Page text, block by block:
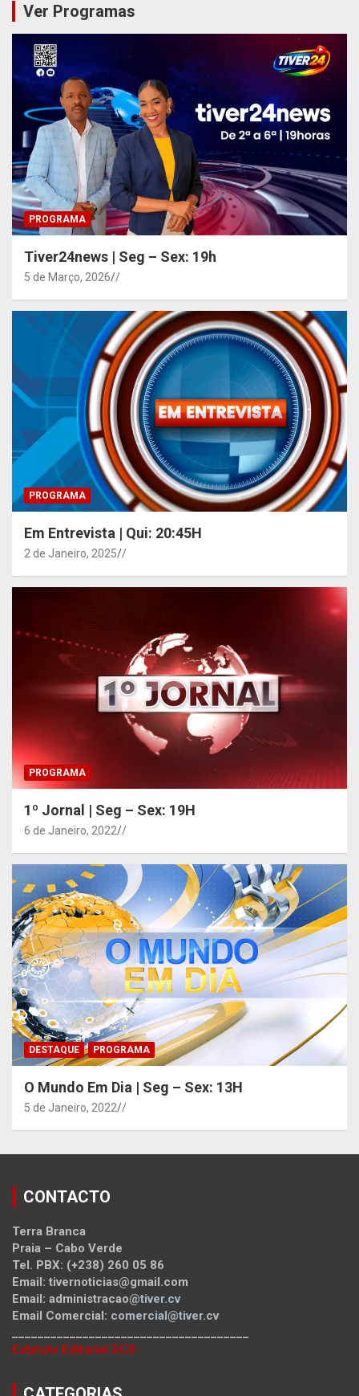
Ver Programas
PROGRAMA
Tiver24news | Seg – Sex: 19h
5 de Março, 2026 /
PROGRAMA
Em Entrevista | Qui: 20:45H
2 de Janeiro, 2025 /
PROGRAMA
1º Jornal | Seg – Sex: 19H
6 de Janeiro, 2022 /
DESTAQUE PROGRAMA
O Mundo Em Dia | Seg – Sex: 13H
5 de Janeiro, 2022 /
CONTACTO
Terra Branca
Praia – Cabo Verde
Tel. PBX: (+238) 260 05 86
Email: tivernoticias@gmail.com
Email: administracao@tiver.cv
Email Comercial: comercial@tiver.cv
Estatuto Editorial SCD